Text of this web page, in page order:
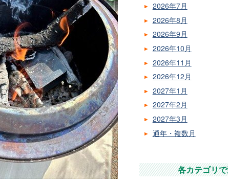
2026年7月
2026年8月
2026年9月
2026年10月
2026年11月
2026年12月
2027年1月
2027年2月
2027年3月
通年・複数月
各カテゴリ